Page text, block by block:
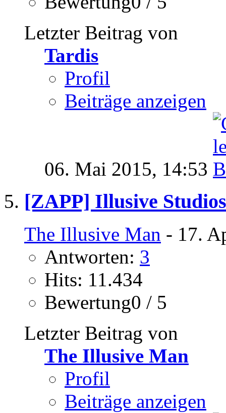
Letzter Beitrag von
Tardis
Profil
Beiträge anzeigen
06. Mai 2015, 14:53
[ZAPP] Illusive Studios
The Illusive Man - 17.
Antworten: 3
Hits: 11.434
Bewertung0 / 5
Letzter Beitrag von
The Illusive Man
Profil
Beiträge anzeigen